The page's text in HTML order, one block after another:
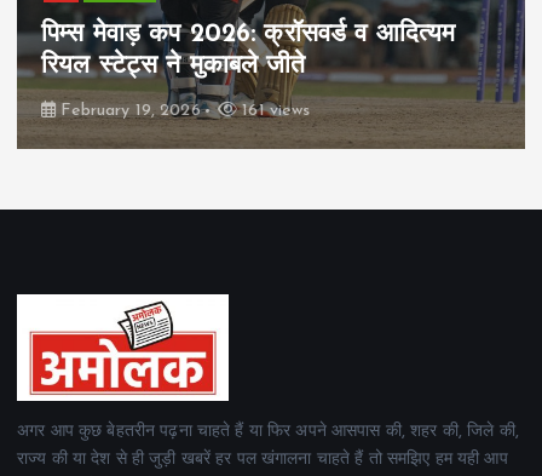
पिम्स मेवाड़ कप 2026: क्रॉसवर्ड व आदित्यम
रियल स्टेट्स ने मुकाबले जीते
February 19, 2026 161 views
अगर आप कुछ बेहतरीन पढ़ना चाहते हैं या फिर अपने आसपास की, शहर की, जिले की,
राज्य की या देश से ही जुड़ी खबरें हर पल खंगालना चाहते हैं तो समझिए हम यही आप